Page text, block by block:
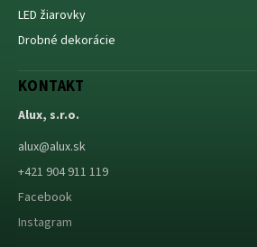
LED žiarovky
Drobné dekorácie
KONTAKT
Alux, s.r.o.
alux@alux.sk
+421 904 911 119
Facebook
Instagram